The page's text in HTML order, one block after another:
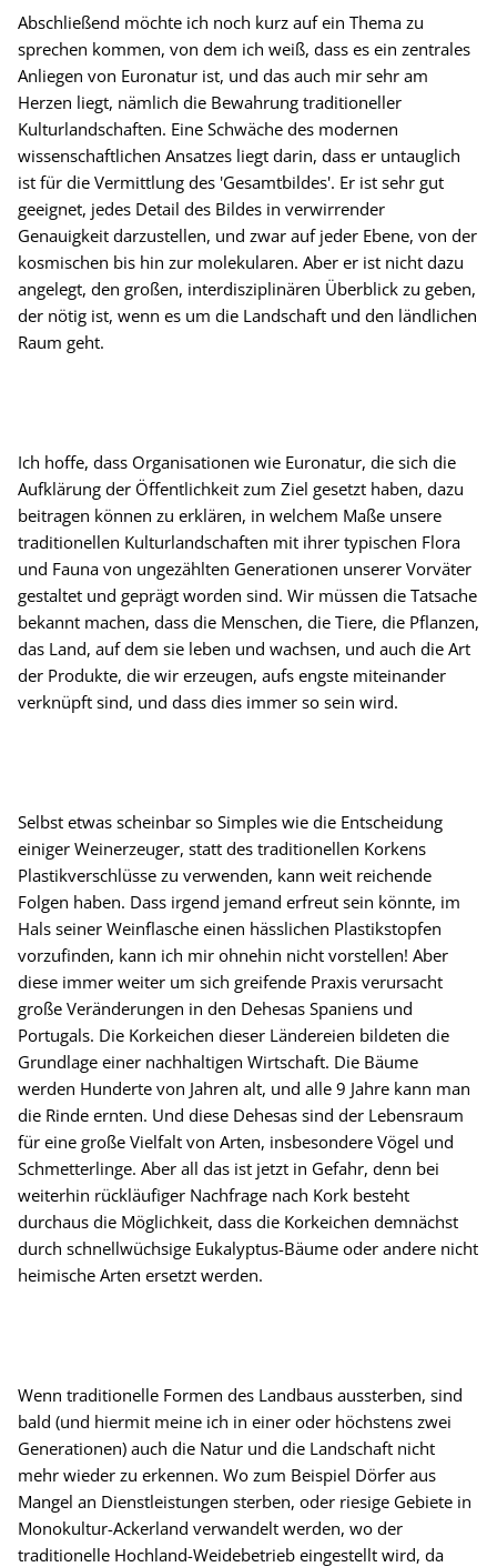
Abschließend möchte ich noch kurz auf ein Thema zu
sprechen kommen, von dem ich weiß, dass es ein zentrales
Anliegen von Euronatur ist, und das auch mir sehr am
Herzen liegt, nämlich die Bewahrung traditioneller
Kulturlandschaften. Eine Schwäche des modernen
wissenschaftlichen Ansatzes liegt darin, dass er untauglich
ist für die Vermittlung des 'Gesamtbildes'. Er ist sehr gut
geeignet, jedes Detail des Bildes in verwirrender
Genauigkeit darzustellen, und zwar auf jeder Ebene, von der
kosmischen bis hin zur molekularen. Aber er ist nicht dazu
angelegt, den großen, interdisziplinären Überblick zu geben,
der nötig ist, wenn es um die Landschaft und den ländlichen
Raum geht.
Ich hoffe, dass Organisationen wie Euronatur, die sich die
Aufklärung der Öffentlichkeit zum Ziel gesetzt haben, dazu
beitragen können zu erklären, in welchem Maße unsere
traditionellen Kulturlandschaften mit ihrer typischen Flora
und Fauna von ungezählten Generationen unserer Vorväter
gestaltet und geprägt worden sind. Wir müssen die Tatsache
bekannt machen, dass die Menschen, die Tiere, die Pflanzen,
das Land, auf dem sie leben und wachsen, und auch die Art
der Produkte, die wir erzeugen, aufs engste miteinander
verknüpft sind, und dass dies immer so sein wird.
Selbst etwas scheinbar so Simples wie die Entscheidung
einiger Weinerzeuger, statt des traditionellen Korkens
Plastikverschlüsse zu verwenden, kann weit reichende
Folgen haben. Dass irgend jemand erfreut sein könnte, im
Hals seiner Weinflasche einen hässlichen Plastikstopfen
vorzufinden, kann ich mir ohnehin nicht vorstellen! Aber
diese immer weiter um sich greifende Praxis verursacht
große Veränderungen in den Dehesas Spaniens und
Portugals. Die Korkeichen dieser Ländereien bildeten die
Grundlage einer nachhaltigen Wirtschaft. Die Bäume
werden Hunderte von Jahren alt, und alle 9 Jahre kann man
die Rinde ernten. Und diese Dehesas sind der Lebensraum
für eine große Vielfalt von Arten, insbesondere Vögel und
Schmetterlinge. Aber all das ist jetzt in Gefahr, denn bei
weiterhin rückläufiger Nachfrage nach Kork besteht
durchaus die Möglichkeit, dass die Korkeichen demnächst
durch schnellwüchsige Eukalyptus-Bäume oder andere nicht
heimische Arten ersetzt werden.
Wenn traditionelle Formen des Landbaus aussterben, sind
bald (und hiermit meine ich in einer oder höchstens zwei
Generationen) auch die Natur und die Landschaft nicht
mehr wieder zu erkennen. Wo zum Beispiel Dörfer aus
Mangel an Dienstleistungen sterben, oder riesige Gebiete in
Monokultur-Ackerland verwandelt werden, wo der
traditionelle Hochland-Weidebetrieb eingestellt wird, da